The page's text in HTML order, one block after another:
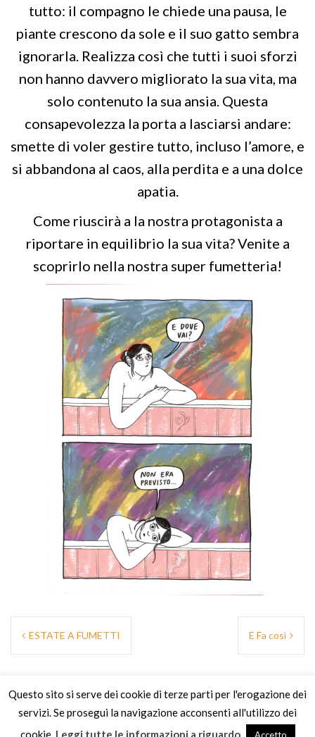
tutto: il compagno le chiede una pausa, le
piante crescono da sole e il suo gatto sembra
ignorarla. Realizza così che tutti i suoi sforzi
non hanno davvero migliorato la sua vita, ma
solo contenuto la sua ansia. Questa
consapevolezza la porta a lasciarsi andare:
smette di voler gestire tutto, incluso l’amore, e
si abbandona al caos, alla perdita e a una dolce
apatia.
Come riuscirà a la nostra protagonista a
riportare in equilibrio la sua vita? Venite a
scoprirlo nella nostra super fumetteria!
Navigazione
ESTATE A FUMETTI E Fa così
Questo sito si serve dei cookie di terze parti per l'erogazione dei
servizi. Se prosegui la navigazione acconsenti all'utilizzo dei
cookie. Leggi tutte le informazioni a riguardo